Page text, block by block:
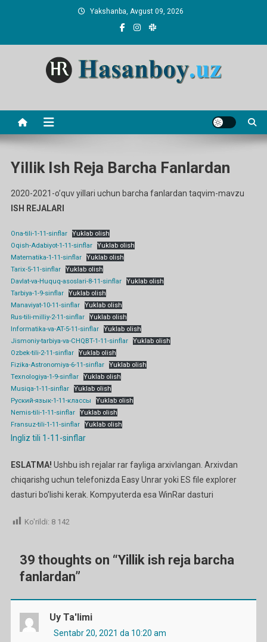
Yakshanba, Avgust 09, 2026
Yillik Ish Reja Barcha Fanlardan
2020-2021-o’quv yillari uchun barcha fanlardan taqvim-mavzu
ISH REJALARI
Ona-tili-1-11-sinflar
Yuklab olish
Oqish-Adabiyot-1-11-sinflar
Yuklab olish
Matematika-1-11-sinflar
Yuklab olish
Tarix-5-11-sinflar
Yuklab olish
Davlat-va-Huquq-asoslari-8-11-sinflar
Yuklab olish
Tarbiya-1-9-sinflar
Yuklab olish
Manaviyat-10-11-sinflar
Yuklab olish
Rus-tili-milliy-2-11-sinflar
Yuklab olish
Informatika-va-AT-5-11-sinflar
Yuklab olish
Jismoniy-tarbiya-va-CHQBT-1-11-sinflar
Yuklab olish
Ozbek-tili-2-11-sinflar
Yuklab olish
Fizika-Astronomiya-6-11-sinflar
Yuklab olish
Texnologiya-1-9-sinflar
Yuklab olish
Musiqa-1-11-sinflar
Yuklab olish
Руский-язык-1-11-классы
Yuklab olish
Nemis-tili-1-11-sinflar
Yuklab olish
Fransuz-tili-1-11-sinflar
Yuklab olish
Ingliz tili 1-11-sinflar
ESLATMA! Ushbu ish rejalar rar fayliga arxivlangan. Arxivdan
chiqarishg uchun telefonizda Easy Unrar yoki ES file explorer
dasturi bo’lishi kerak. Kompyuterda esa WinRar dasturi
Ko'rildi: 8 142
39 thoughts on “Yillik ish reja barcha
fanlardan”
Uy Ta'limi
Sentabr 20, 2021 da 10:20 am